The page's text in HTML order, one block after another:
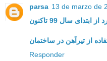
parsa 13 de marzo de
سال 99 تاکنون
از تیرآهن در ساختمان
Responder